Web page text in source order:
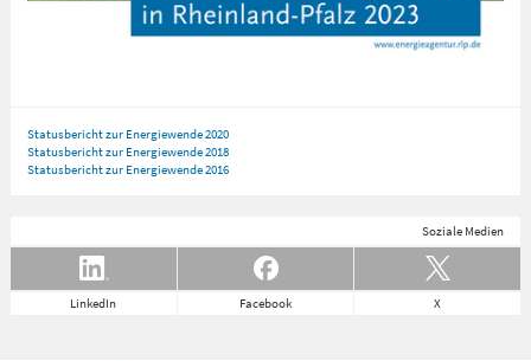
Statusbericht zur Energiewende 2020
Statusbericht zur Energiewende 2018
Statusbericht zur Energiewende 2016
Soziale Medien
LinkedIn Facebook X